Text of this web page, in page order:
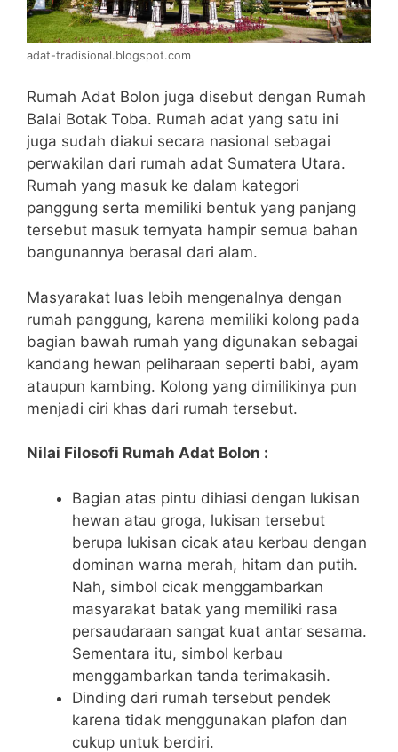
adat-tradisional.blogspot.com
Rumah Adat Bolon juga disebut dengan Rumah
Balai Botak Toba. Rumah adat yang satu ini
juga sudah diakui secara nasional sebagai
perwakilan dari rumah adat Sumatera Utara.
Rumah yang masuk ke dalam kategori
panggung serta memiliki bentuk yang panjang
tersebut masuk ternyata hampir semua bahan
bangunannya berasal dari alam.
Masyarakat luas lebih mengenalnya dengan
rumah panggung, karena memiliki kolong pada
bagian bawah rumah yang digunakan sebagai
kandang hewan peliharaan seperti babi, ayam
ataupun kambing. Kolong yang dimilikinya pun
menjadi ciri khas dari rumah tersebut.
Nilai Filosofi Rumah Adat Bolon :
Bagian atas pintu dihiasi dengan lukisan
hewan atau groga, lukisan tersebut
berupa lukisan cicak atau kerbau dengan
dominan warna merah, hitam dan putih.
Nah, simbol cicak menggambarkan
masyarakat batak yang memiliki rasa
persaudaraan sangat kuat antar sesama.
Sementara itu, simbol kerbau
menggambarkan tanda terimakasih.
Dinding dari rumah tersebut pendek
karena tidak menggunakan plafon dan
cukup untuk berdiri.